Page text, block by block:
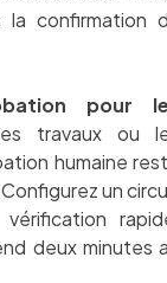
la confirmation
pour
travaux ou
humaine
un
deux minutes